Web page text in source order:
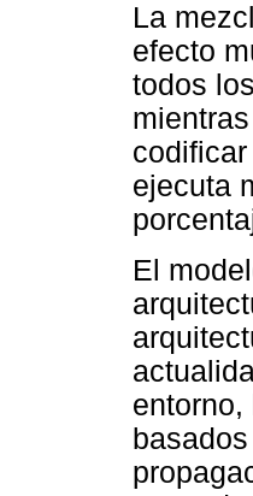
La
efecto
todos
ejecuta
El